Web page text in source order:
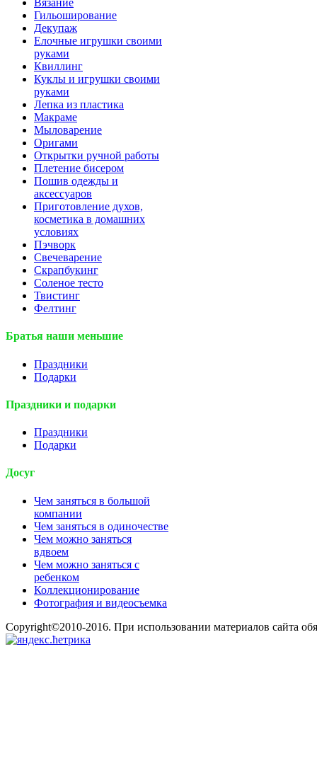
Вязание
Гильоширование
Декупаж
Елочные игрушки своими
руками
Квиллинг
Куклы и игрушки своими
руками
Лепка из пластика
Макраме
Мыловарение
Оригами
Открытки ручной работы
Плетение бисером
Пошив одежды и
аксессуаров
Приготовление духов,
косметика в домашних
условиях
Пэчворк
Свечеварение
Скрапбукинг
Соленое тесто
Твистинг
Фелтинг
Братья наши меньшие
Праздники
Подарки
Праздники и подарки
Праздники
Подарки
Досуг
Чем заняться в большой
компании
Чем заняться в одиночестве
Чем можно заняться
вдвоем
Чем можно заняться с
ребенком
Коллекционирование
Фотография и видеосъемка
Copyright©2010-2016. При использовании материалов сайта